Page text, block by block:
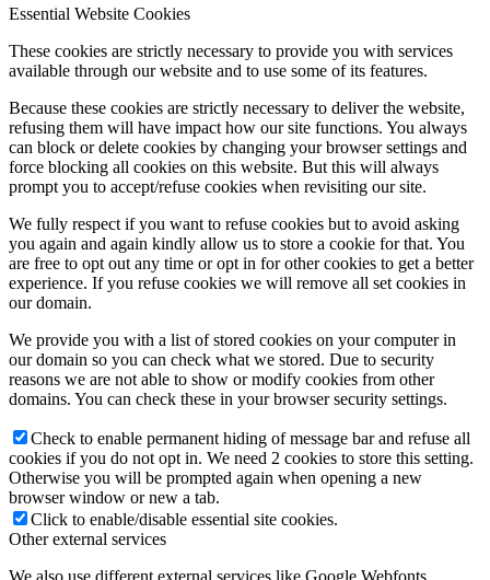
Essential Website Cookies
These cookies are strictly necessary to provide you with services
available through our website and to use some of its features.
Because these cookies are strictly necessary to deliver the website,
refusing them will have impact how our site functions. You always
can block or delete cookies by changing your browser settings and
force blocking all cookies on this website. But this will always
prompt you to accept/refuse cookies when revisiting our site.
We fully respect if you want to refuse cookies but to avoid asking
you again and again kindly allow us to store a cookie for that. You
are free to opt out any time or opt in for other cookies to get a better
experience. If you refuse cookies we will remove all set cookies in
our domain.
We provide you with a list of stored cookies on your computer in
our domain so you can check what we stored. Due to security
reasons we are not able to show or modify cookies from other
domains. You can check these in your browser security settings.
Check to enable permanent hiding of message bar and refuse all
cookies if you do not opt in. We need 2 cookies to store this setting.
Otherwise you will be prompted again when opening a new
browser window or new a tab.
Click to enable/disable essential site cookies.
Other external services
We also use different external services like Google Webfonts,